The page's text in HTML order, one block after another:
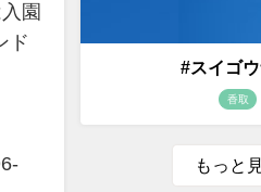
園
ド
#スイゴ
香取
もっと